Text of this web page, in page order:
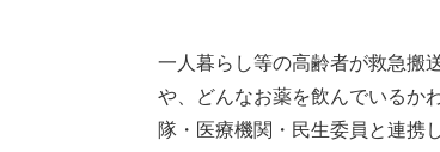
文
一人暮らし等の高齢者が救急搬
や、どんなお薬を飲んでいるか
隊・医療機関・民生委員と連携